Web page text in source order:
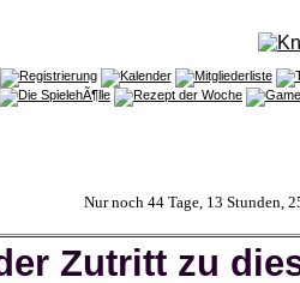
Nur noch 44 Tage, 13 Stunden,
Zutritt zu